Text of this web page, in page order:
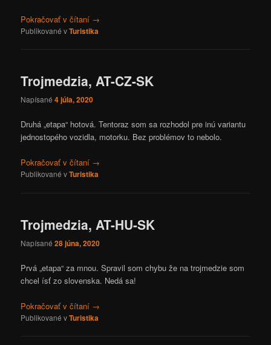
Pokračovať v čítaní →
Publikované vTuristika
Trojmedzia, AT-CZ-SK
Napísané4 júla, 2020
Druhá „etapa“ hotová. Tentoraz som sa rozhodol pre inú variantu
jednostopého vozidla, motorku. Bez problémov to nebolo.
Pokračovať v čítaní →
Publikované vTuristika
Trojmedzia, AT-HU-SK
Napísané28 júna, 2020
Prvá „etapa“ za mnou. Spravil som chybu že na trojmedzie som
chcel ísť zo slovenska. Nedá sa!
Pokračovať v čítaní →
Publikované vTuristika